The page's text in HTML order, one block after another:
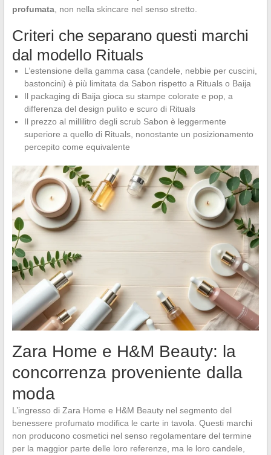
profumata, non nella skincare nel senso stretto.
Criteri che separano questi marchi
dal modello Rituals
L’estensione della gamma casa (candele, nebbie per cuscini,
bastoncini) è più limitata da Sabon rispetto a Rituals o Baija
Il packaging di Baija gioca su stampe colorate e pop, a
differenza del design pulito e scuro di Rituals
Il prezzo al millilitro degli scrub Sabon è leggermente
superiore a quello di Rituals, nonostante un posizionamento
percepito come equivalente
Zara Home e H&M Beauty: la
concorrenza proveniente dalla
moda
L’ingresso di Zara Home e H&M Beauty nel segmento del
benessere profumato modifica le carte in tavola. Questi marchi
non producono cosmetici nel senso regolamentare del termine
per la maggior parte delle loro referenze, ma le loro candele,